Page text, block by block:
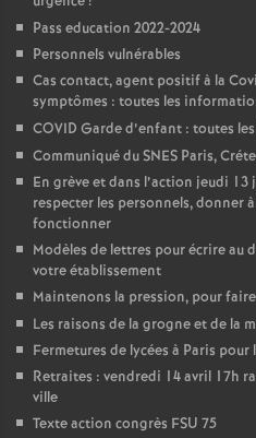
Pass education 2022-2024
Personnels vulnérables
Cas contact, agent positif à la
symptômes : toutes les
COVID Garde d’enfant : toutes
Communiqué du SNES Paris,
En grève et dans l’action jeudi
respecter les personnels, donner
fonctionner
Modèles de lettres pour écrire au
votre établissement
Maintenons la pression, pour
Les raisons de la grogne et de la
Fermetures de lycées à Paris pour
Retraites : vendredi 14 avril 17h
ville
Texte action congrès FSU 75